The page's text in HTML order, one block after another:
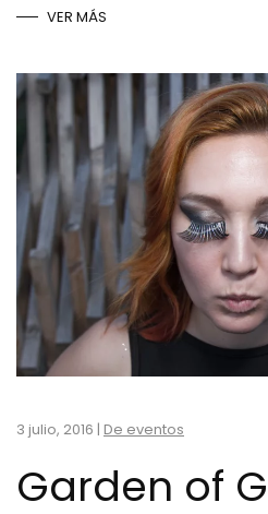
VER MÁS
3 julio, 2016 | De eventos
Garden of